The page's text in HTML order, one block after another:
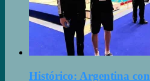
Histórico: Argentina